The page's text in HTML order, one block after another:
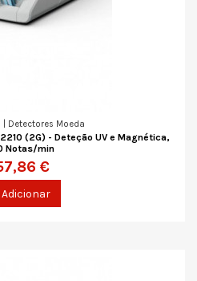
| Detectores Moeda
(2G) - Deteção UV e Magnética,
Notas/min
€
Adicionar